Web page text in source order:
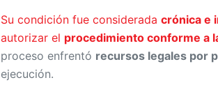
Su condición fue considerada crónica e
autorizar el procedimiento conforme a
proceso enfrentó recursos legales por
ejecución.